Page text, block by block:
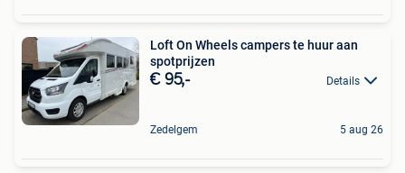
Loft On Wheels campers te huur aan
spotprijzen
€ 95,- Details
Zedelgem 5 aug 26